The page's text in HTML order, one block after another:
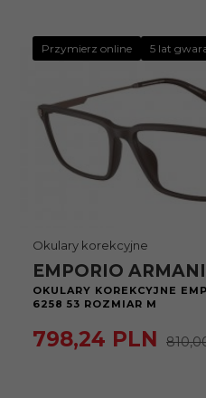
Przymierz online 5 lat
Okulary korekcyjne
EMPORIO ARMANI
OKULARY KOREKCYJNE
6258 53 ROZMIAR M
798,24 PLN